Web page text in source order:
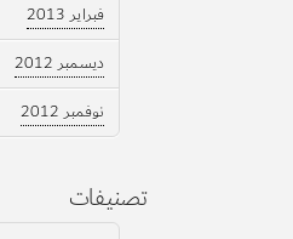
فبراير 2013
ديسمبر 2012
نوفمبر 2012
تصنيفات